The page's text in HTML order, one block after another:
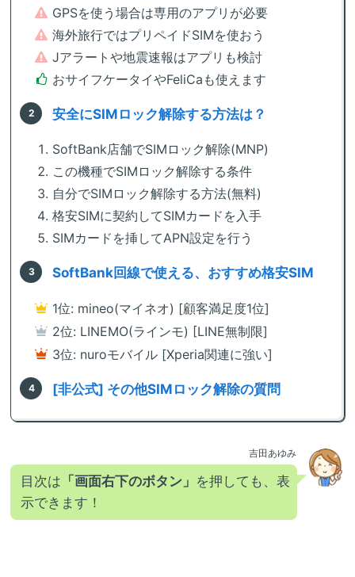
GPSを使う場合は専用のアプリが必要
海外旅行ではプリペイドSIMを使おう
Jアラートや地震速報はアプリも検討
おサイフケータイやFeliCaも使えます
安全にSIMロック解除する方法は？
SoftBank店舗でSIMロック解除(MNP)
この機種でSIMロック解除する条件
自分でSIMロック解除する方法(無料)
格安SIMに契約してSIMカードを入手
SIMカードを挿してAPN設定を行う
SoftBank回線で使える、おすすめ格安SIM
1位: mineo(マイネオ) [顧客満足度1位]
2位: LINEMO(ラインモ) [LINE無制限]
3位: nuroモバイル [Xperia関連に強い]
[非公式] その他SIMロック解除の質問
吉田あゆみ
目次は 「画面右下のボタン」 を押しても、表
示できます！